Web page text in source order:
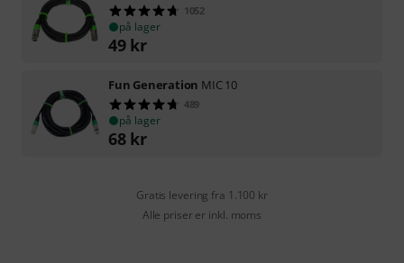
1052
på lager
49 kr
Fun Generation MIC 10
489
på lager
68 kr
Gratis levering fra 1.100 kr
Alle priser er inkl. moms